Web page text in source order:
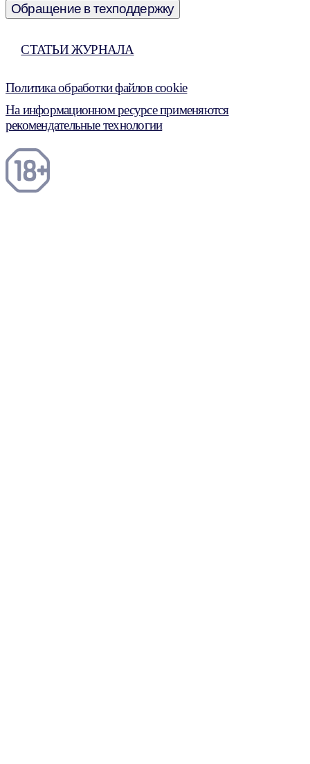
Обращение в техподдержку
СТАТЬИ ЖУРНАЛА
Политика обработки файлов cookie
На информационном ресурсе применяются
рекомендательные технологии